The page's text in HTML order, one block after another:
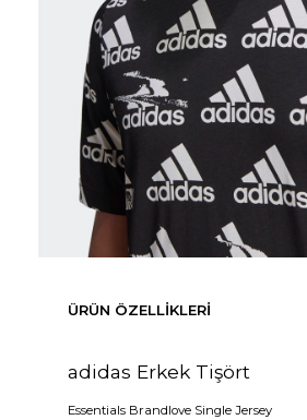
ÜRÜN ÖZELLIKLERI
adidas Erkek Tişört
Essentials Brandlove Single Jersey